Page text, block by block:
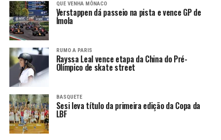
QUE VENHA MÔNACO
Verstappen dá passeio na pista e vence GP de
Ímola
RUMO A PARIS
Rayssa Leal vence etapa da China do Pré-
Olímpico de skate street
BASQUETE
Sesi leva título da primeira edição da Copa da
LBF